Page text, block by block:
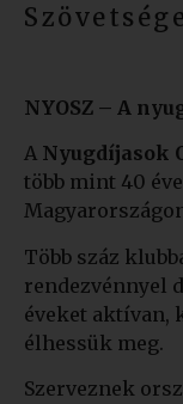
Szövetsége
NYOSZ – A
A Nyugdíjasok
több mint 40
Több száz
rendezvénnyel
éveket aktívan,
élhessük meg.
Szerveznek